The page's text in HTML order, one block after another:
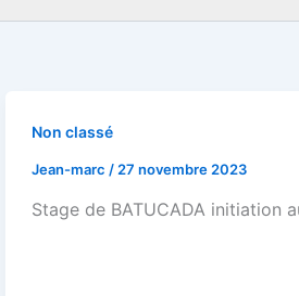
Non classé
Jean-marc / 27 novembre 2023
Stage de BATUCADA initiation